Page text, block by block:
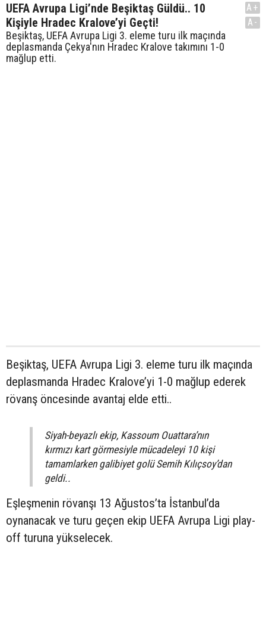
UEFA Avrupa Ligi’nde Beşiktaş Güldü.. 10
Kişiyle Hradec Kralove’yi Geçti!
Beşiktaş, UEFA Avrupa Ligi 3. eleme turu ilk maçında
deplasmanda Çekya'nın Hradec Kralove takımını 1-0
mağlup etti.
A+
A-
Beşiktaş, UEFA Avrupa Ligi 3. eleme turu ilk maçında
deplasmanda Hradec Kralove’yi 1-0 mağlup ederek
rövanş öncesinde avantaj elde etti..
Siyah-beyazlı ekip, Kassoum Ouattara’nın
kırmızı kart görmesiyle mücadeleyi 10 kişi
tamamlarken galibiyet golü Semih Kılıçsoy’dan
geldi..
Eşleşmenin rövanşı 13 Ağustos’ta İstanbul’da
oynanacak ve turu geçen ekip UEFA Avrupa Ligi play-
off turuna yükselecek.